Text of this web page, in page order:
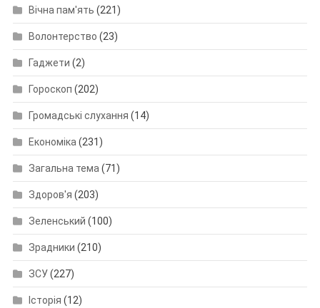
Вічна пам'ять (221)
Волонтерство (23)
Гаджети (2)
Гороскоп (202)
Громадські слухання (14)
Економіка(231)
Загальна тема(71)
Здоров'я (203)
Зеленський (100)
Зрадники (210)
ЗСУ(227)
Історія (12)